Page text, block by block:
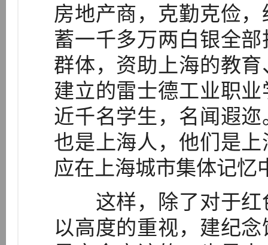
房地产商，克勤克俭
蓄一千多万两白银全
群体，资助上海的教
建立的雷士德工业职
近千名学生，名闻遐
也是上海人，他们是
应在上海城市集体记忆
这样，除了对于红
以高度的重视，建纪